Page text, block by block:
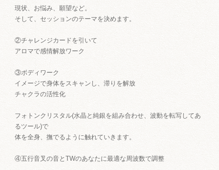
現状、お悩み、願望など。
そして、セッションのテーマを決めます。
②チャレンジカードを引いて
アロマで感情解放ワーク
③ボディワーク
イメージで身体をスキャンし、滞りを解放
チャクラの活性化
フォトンクリスタル(水晶と純銀を組み合わせ、波動を転写してあ
るツール)で
体を全身、撫でるように触れていきます。
④五行音叉の音とTWのあなたに最適な周波数で調整